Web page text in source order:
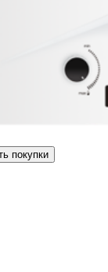
покупки